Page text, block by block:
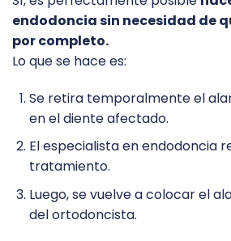
endodoncia sin necesidad de
por completo.
Lo que se hace es:
Se retira temporalmente el
en el diente afectado.
El especialista en endodoncia
tratamiento.
Luego, se vuelve a colocar el
del ortodoncista.